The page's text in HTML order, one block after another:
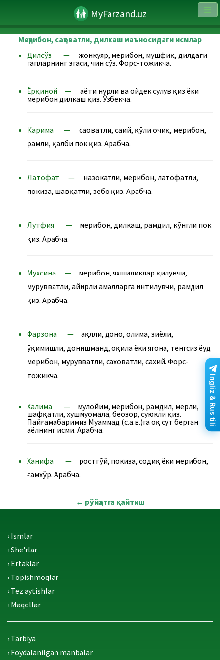
MyFarzand.uz
Меҳрибон, саҳоватли, дилкаш маъносидаги исмлар
Дилсўз — жонкуяр, меҳрибон, мушфиқ, дилдаги
гапларнинг эгаси, чин сўз. Форс-тожикча.
Ёрқиной — ҳаёти нурли ва ойдек сулув қиз ёки
меҳрибон дилкаш қиз. Ўзбекча.
Карима — саҳоватли, саҳий, қўли очиқ, меҳрибон,
раҳмли, қалби пок қиз. Арабча.
Латофат —
назокатли, меҳрибон, латофатли,
покиза, шавқатли, зебо қиз. Арабча.
Лутфия — меҳрибон, дилкаш, раҳмдил, кўнгли пок
қиз. Арабча.
Мухсина — меҳрибон, яхшиликлар қилувчи,
мурувватли, ҳайирли амалларга интилувчи, раҳмдил
қиз. Арабча.
Фарзона — ақлли, доно, олима, зиёли,
ўқимишли, донишманд, оқила ёки ягона, тенгсиз ёҳуд
меҳрибон, мурувватли, саховатли, сахий. Форс-
тожикча.
Халима — мулойим, меҳрибон, раҳмдил, меҳрли,
шафқатли, хушмуомала, беозор, суюкли қиз.
Пайғамабаримиз Муҳаммад (с.а.в.)га оқ сут берган
аёлнинг исми. Арабча.
Ханифа — ростгўй, покиза, содиқ ёки меҳрибон,
ғамхўр. Арабча.
← рўйҳатга қайтиш
› Ismlar
› She'rlar
› Ertaklar
› Topishmoqlar
› Tez aytishlar
› Maqollar
› Tarbiya
› Foydalanilgan manbalar
Ingliz & Rus tili